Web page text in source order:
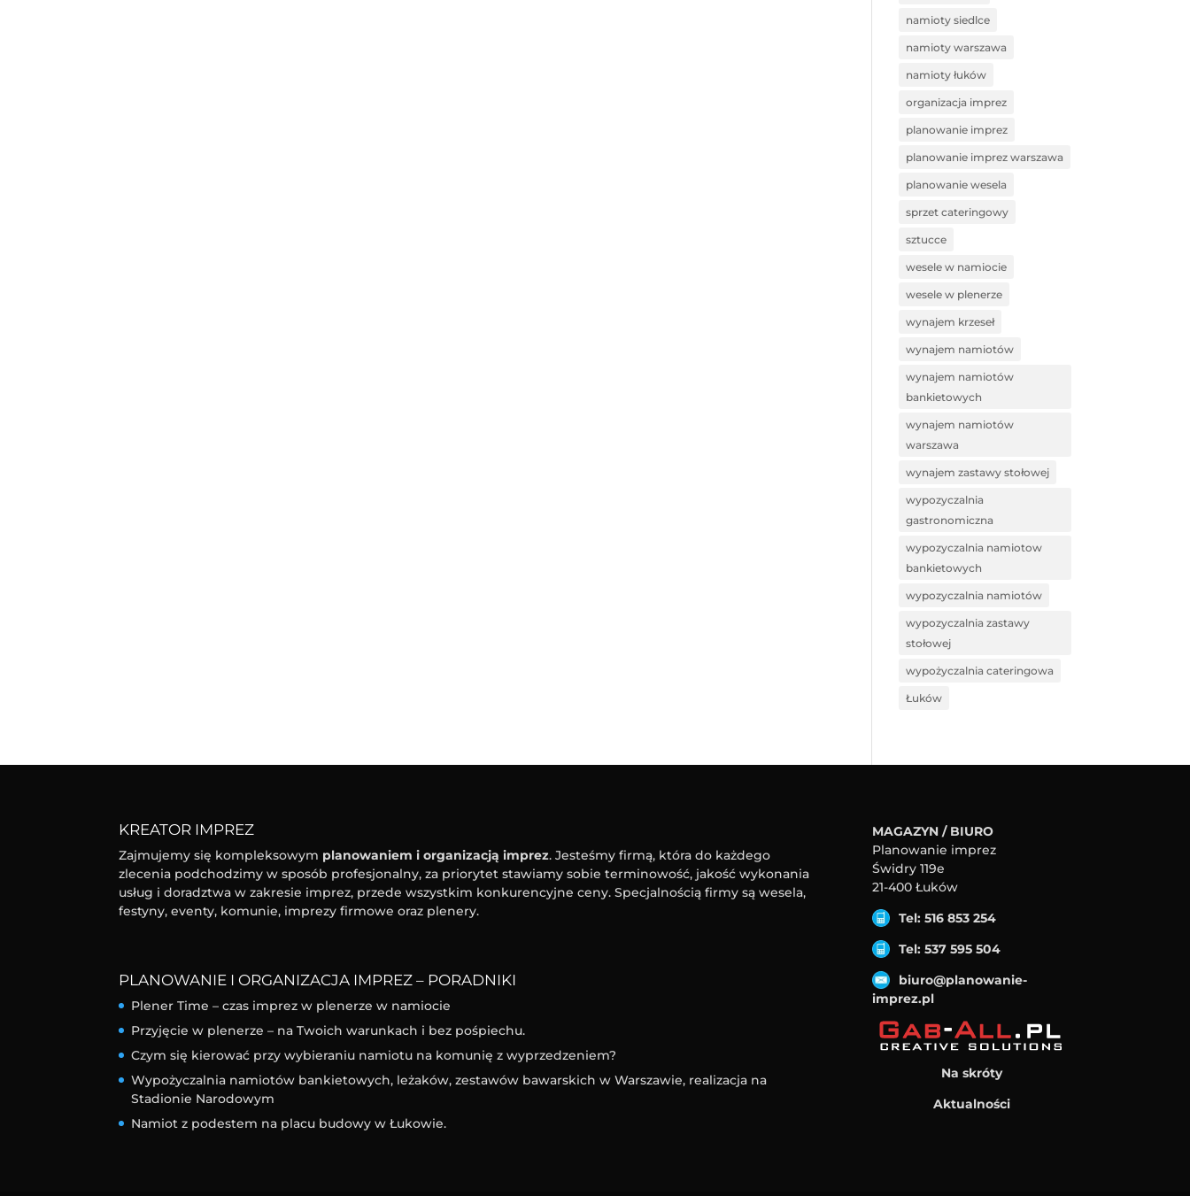
namioty siedlce
namioty warszawa
namioty łuków
organizacja imprez
planowanie imprez
planowanie imprez warszawa
planowanie wesela
sprzet cateringowy
sztucce
wesele w namiocie
wesele w plenerze
wynajem krzeseł
wynajem namiotów
wynajem namiotów
bankietowych
wynajem namiotów
warszawa
wynajem zastawy stołowej
wypozyczalnia
gastronomiczna
wypozyczalnia namiotow
bankietowych
wypozyczalnia namiotów
wypozyczalnia zastawy
stołowej
wypożyczalnia cateringowa
Łuków
KREATOR IMPREZ
Zajmujemy się kompleksowym planowaniem i organizacją imprez. Jesteśmy firmą, która do każdego
zlecenia podchodzimy w sposób profesjonalny, za priorytet stawiamy sobie terminowość, jakość wykonania
usług i doradztwa w zakresie imprez, przede wszystkim konkurencyjne ceny. Specjalnością firmy są wesela,
festyny, eventy, komunie, imprezy firmowe oraz plenery.
PLANOWANIE I ORGANIZACJA IMPREZ – PORADNIKI
Plener Time – czas imprez w plenerze w namiocie
Przyjęcie w plenerze – na Twoich warunkach i bez pośpiechu.
Czym się kierować przy wybieraniu namiotu na komunię z wyprzedzeniem?
Wypożyczalnia namiotów bankietowych, leżaków, zestawów bawarskich w Warszawie, realizacja na
Stadionie Narodowym
Namiot z podestem na placu budowy w Łukowie.
MAGAZYN / BIURO
Planowanie imprez
Świdry 119e
21-400 Łuków
Tel: 516 853 254
Tel: 537 595 504
biuro@planowanie-
imprez.pl
Na skróty
Aktualności